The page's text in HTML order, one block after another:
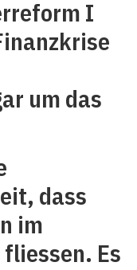
I
um das
dass
im
Es